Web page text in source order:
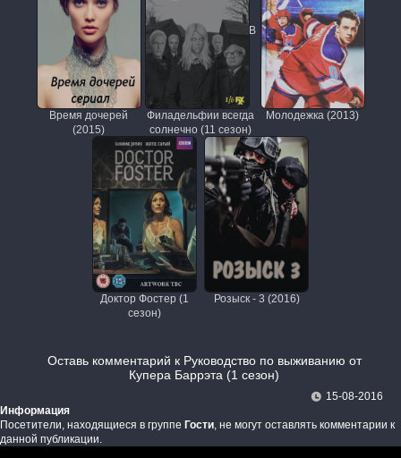
Время дочерей
(2015)
В
Филадельфии всегда
солнечно (11 сезон)
Молодежка (2013)
Доктор Фостер (1
сезон)
Розыск - 3 (2016)
Оставь комментарий к Руководство по выживанию от
Купера Баррэта (1 сезон)
15-08-2016
Информация
Посетители, находящиеся в группе Гости, не могут оставлять комментарии к
данной публикации.